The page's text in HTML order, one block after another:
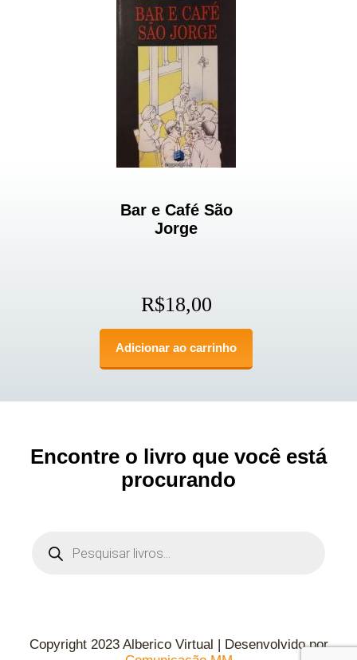
Bar e Café São
Jorge
R$18,00
Adicionar ao carrinho
Encontre o livro que você está
procurando
Copyright 2023 Alberico Virtual | Desenvolvido por